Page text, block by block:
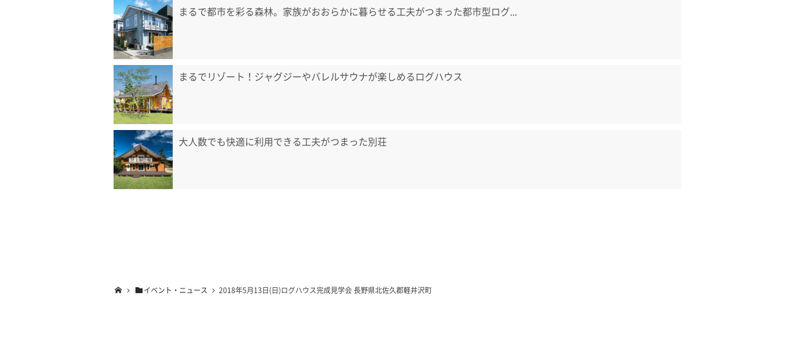
まるで都市を彩る森林。家族がおおらかに暮らせる工夫がつまった都市型ログ...
まるでリゾート！ジャグジーやバレルサウナが楽しめるログハウス
大人数でも快適に利用できる工夫がつまった別荘
イベント・ニュース 2018年5月13日(日)ログハウス完成見学会 長野県北佐久郡軽井沢町